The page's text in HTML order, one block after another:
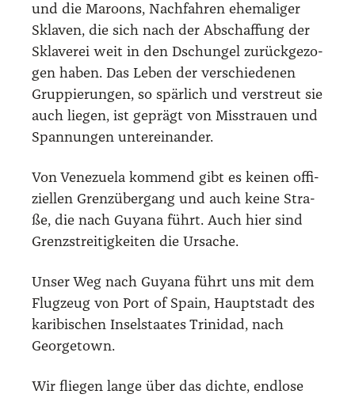
und die Maroons, Nach­fah­ren ehe­ma­li­ger
Skla­ven, die sich nach der Abschaf­fung der
Skla­ve­rei weit in den Dschun­gel zurück­ge­zo­
gen haben. Das Leben der ver­schie­de­nen
Grup­pie­run­gen, so spär­lich und ver­streut sie
auch lie­gen, ist geprägt von Miss­trau­en und
Span­nun­gen unter­ein­an­der.
Von Vene­zue­la kom­mend gibt es kei­nen offi­
zi­el­len Grenz­über­gang und auch kei­ne Stra­
ße, die nach Guya­na führt. Auch hier sind
Grenz­strei­tig­kei­ten die Ursa­che.
Unser Weg nach Guya­na führt uns mit dem
Flug­zeug von Port of Spain, Haupt­stadt des
kari­bi­schen Insel­staa­tes Tri­ni­dad, nach
George­town.
Wir flie­gen lan­ge über das dich­te, end­lo­se